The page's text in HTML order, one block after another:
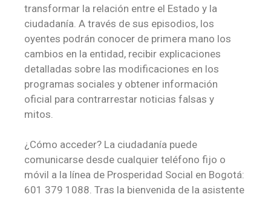
transformar la relación entre el Estado y la
ciudadanía. A través de sus episodios, los
oyentes podrán conocer de primera mano los
cambios en la entidad, recibir explicaciones
detalladas sobre las modificaciones en los
programas sociales y obtener información
oficial para contrarrestar noticias falsas y
mitos.
¿Cómo acceder? La ciudadanía puede
comunicarse desde cualquier teléfono fijo o
móvil a la línea de Prosperidad Social en Bogotá:
601 379 1088. Tras la bienvenida de la asistente